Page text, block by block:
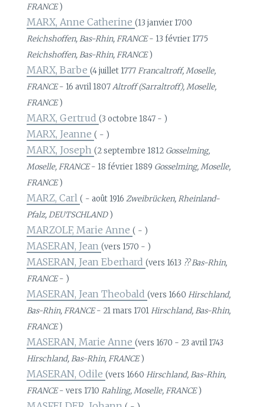
FRANCE)
MARX, Anne Catherine(13 janvier 1700
Reichshoffen, Bas-Rhin, FRANCE- 13 février 1775
Reichshoffen, Bas-Rhin, FRANCE)
MARX, Barbe(4 juillet 1777Francaltroff, Moselle,
FRANCE- 16 avril 1807Altroff (Sarraltroff), Moselle,
FRANCE)
MARX, Gertrud(3 octobre 1847 - )
MARX, Jeanne( - )
MARX, Joseph(2 septembre 1812 Gosselming,
Moselle, FRANCE- 18 février 1889 Gosselming, Moselle,
FRANCE)
MARZ, Carl( - août 1916Zweibrücken, Rheinland-
Pfalz, DEUTSCHLAND)
MARZOLF, Marie Anne( - )
MASERAN, Jean(vers 1570 - )
MASERAN, Jean Eberhard(vers 1613 ?? Bas-Rhin,
FRANCE- )
MASERAN, Jean Theobald(vers 1660Hirschland,
Bas-Rhin, FRANCE- 21 mars 1701Hirschland, Bas-Rhin,
FRANCE)
MASERAN, Marie Anne(vers 1670 - 23 avril 1743
Hirschland, Bas-Rhin, FRANCE)
MASERAN, Odile(vers 1660Hirschland, Bas-Rhin,
FRANCE- vers 1710Rahling, Moselle, FRANCE)